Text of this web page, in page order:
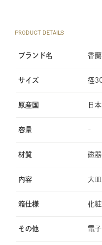
PRODUCT DETAILS
ブランド名 香
サイズ 径
原産国 日本
容量 -
材質 磁器
内容 大
箱仕様 化
その他 電